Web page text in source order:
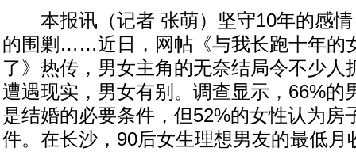
本报讯（记者 张萌）坚守10年的感情
的围剿……近日，网帖《与我长跑十年的
了》热传，男女主角的无奈结局令不少人
遭遇现实，男女有别。调查显示，66%的
是结婚的必要条件，但52%的女性认为房
件。在长沙，90后女生理想男友的最低月